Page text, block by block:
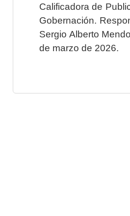
Calificadora de
Gobernación.
Sergio Alberto
de marzo de 2026.